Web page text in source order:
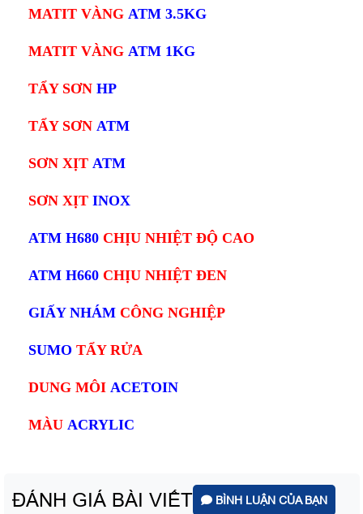
MATIT VÀNG ATM 3.5KG
MATIT VÀNG ATM 1KG
TẨY SƠN HP
TẨY SƠN ATM
SƠN XỊT ATM
SƠN XỊT INOX
ATM H680 CHỊU NHIỆT ĐỘ CAO
ATM H660 CHỊU NHIỆT ĐEN
GIẤY NHÁM CÔNG NGHIỆP
SUMO TẨY RỬA
DUNG MÔI ACETOIN
MÀU ACRYLIC
ĐÁNH GIÁ BÀI VIẾT BÌNH LUẬN CỦA BẠN